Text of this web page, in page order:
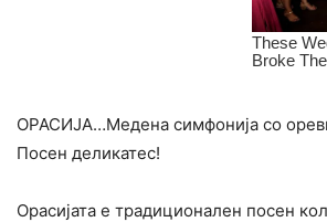
ОРАСИЈА…Медена симфонија со
Посен деликатес!
Орасијата е традиционален посен